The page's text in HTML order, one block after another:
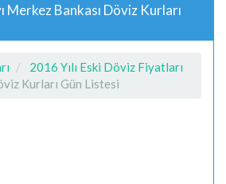
Merkez Bankası Döviz Kurları
2016 Yılı Eski Döviz Fiyatları
Kurları Gün Listesi